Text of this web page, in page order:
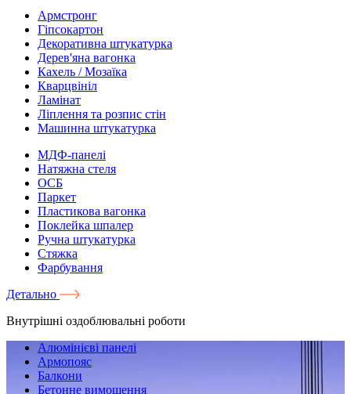
Армстронг
Гіпсокартон
Декоративна штукатурка
Дерев'яна вагонка
Кахель / Мозаїка
Кварцвініл
Ламінат
Ліплення та розпис стін
Машинна штукатурка
МДФ-панелі
Натяжна стеля
ОСБ
Паркет
Пластикова вагонка
Поклейка шпалер
Ручна штукатурка
Стяжка
Фарбування
Детально
Внутрішні оздоблювальні роботи
Алюмінієві панелі
Армопояс
Балкони
Бетонне вимощення